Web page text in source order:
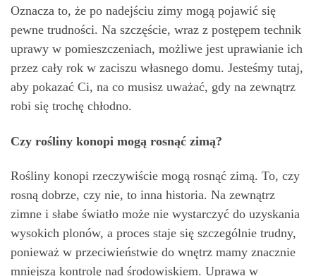
Oznacza to, że po nadejściu zimy mogą pojawić się
pewne trudności. Na szczęście, wraz z postępem technik
uprawy w pomieszczeniach, możliwe jest uprawianie ich
przez cały rok w zaciszu własnego domu. Jesteśmy tutaj,
aby pokazać Ci, na co musisz uważać, gdy na zewnątrz
robi się trochę chłodno.
Czy rośliny konopi mogą rosnąć zimą?
Rośliny konopi rzeczywiście mogą rosnąć zimą. To, czy
rosną dobrze, czy nie, to inna historia. Na zewnątrz
zimne i słabe światło może nie wystarczyć do uzyskania
wysokich plonów, a proces staje się szczególnie trudny,
ponieważ w przeciwieństwie do wnętrz mamy znacznie
mniejszą kontrolę nad środowiskiem. Uprawa w